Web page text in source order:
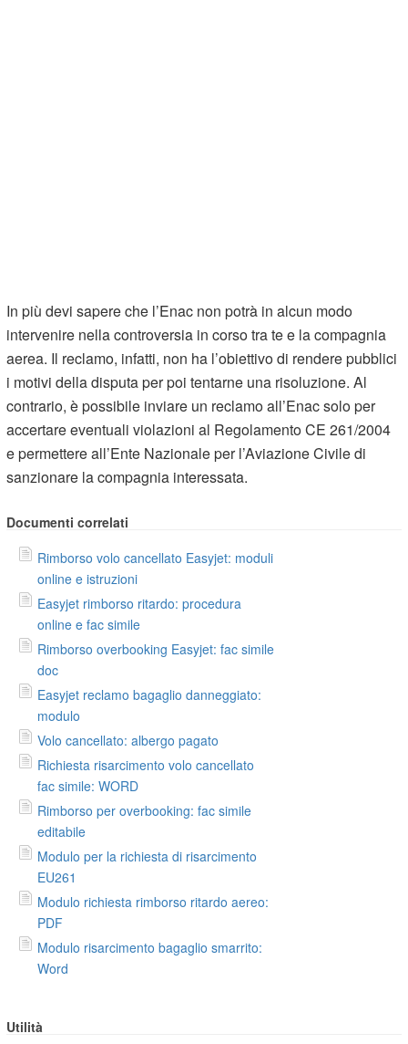
In più devi sapere che l’Enac non potrà in alcun modo
intervenire nella controversia in corso tra te e la compagnia
aerea. Il reclamo, infatti, non ha l’obiettivo di rendere pubblici
i motivi della disputa per poi tentarne una risoluzione. Al
contrario, è possibile inviare un reclamo all’Enac solo per
accertare eventuali violazioni al Regolamento CE 261/2004
e permettere all’Ente Nazionale per l’Aviazione Civile di
sanzionare la compagnia interessata.
Documenti correlati
Rimborso volo cancellato Easyjet: moduli
online e istruzioni
Easyjet rimborso ritardo: procedura
online e fac simile
Rimborso overbooking Easyjet: fac simile
doc
Easyjet reclamo bagaglio danneggiato:
modulo
Volo cancellato: albergo pagato
Richiesta risarcimento volo cancellato
fac simile: WORD
Rimborso per overbooking: fac simile
editabile
Modulo per la richiesta di risarcimento
EU261
Modulo richiesta rimborso ritardo aereo:
PDF
Modulo risarcimento bagaglio smarrito:
Word
Utilità